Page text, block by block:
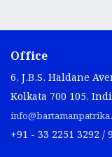
Office
6, J.B.S. Haldane
Kolkata 700 105,
+91 - 33 2251 3292 /